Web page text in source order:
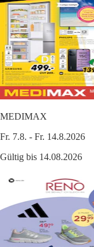
MEDIMAX
Fr. 7.8. - Fr. 14.8.2026
Gültig bis 14.08.2026